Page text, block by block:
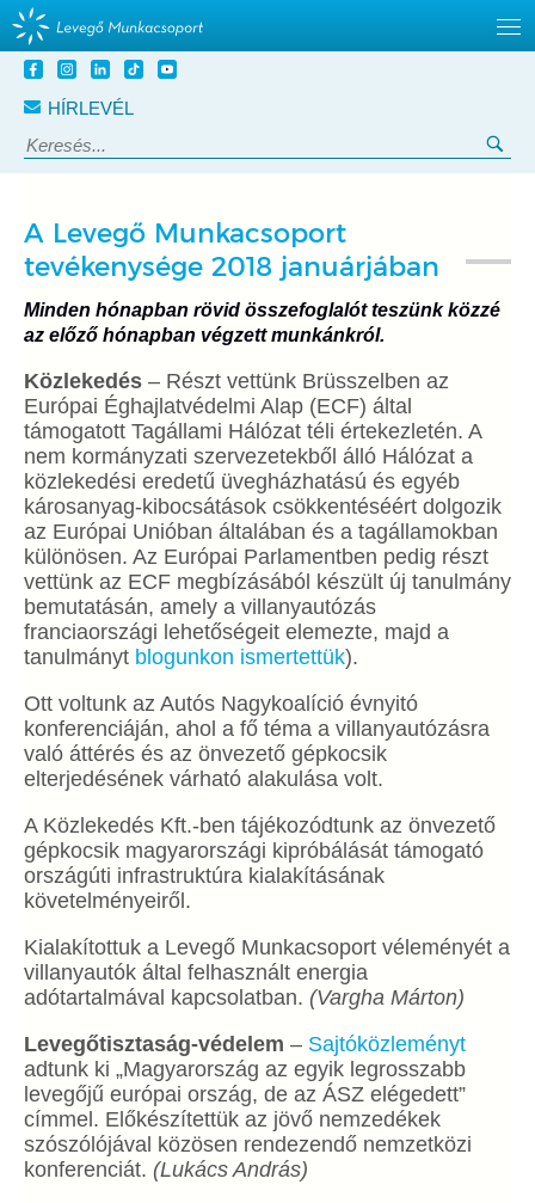
Tovább
tartalomra
HÍRLEVÉL
Keresés:
A Levegő Munkacsoport
tevékenysége 2018 januárjában
Minden hónapban rövid összefoglalót teszünk közzé
az előző hónapban végzett munkánkról.
Közlekedés – Részt vettünk Brüsszelben az
Európai Éghajlatvédelmi Alap (ECF) által
támogatott Tagállami Hálózat téli értekezletén. A
nem kormányzati szervezetekből álló Hálózat a
közlekedési eredetű üvegházhatású és egyéb
károsanyag-kibocsátások csökkentéséért dolgozik
az Európai Unióban általában és a tagállamokban
különösen. Az Európai Parlamentben pedig részt
vettünk az ECF megbízásából készült új tanulmány
bemutatásán, amely a villanyautózás
franciaországi lehetőségeit elemezte, majd a
tanulmányt blogunkon ismertettük).
Ott voltunk az Autós Nagykoalíció évnyitó
konferenciáján, ahol a fő téma a villanyautózásra
való áttérés és az önvezető gépkocsik
elterjedésének várható alakulása volt.
A Közlekedés Kft.-ben tájékozódtunk az önvezető
gépkocsik magyarországi kipróbálását támogató
országúti infrastruktúra kialakításának
követelményeiről.
Kialakítottuk a Levegő Munkacsoport véleményét a
villanyautók által felhasznált energia
adótartalmával kapcsolatban. (Vargha Márton)
Levegőtisztaság-védelem – Sajtóközleményt
adtunk ki „Magyarország az egyik legrosszabb
levegőjű európai ország, de az ÁSZ elégedett”
címmel. Előkészítettük az jövő nemzedékek
szószólójával közösen rendezendő nemzetközi
konferenciát. (Lukács András)